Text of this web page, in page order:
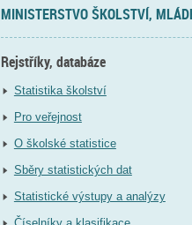
MINISTERSTVO ŠKOLSTVÍ,
Rejstříky, databáze
Statistika školství
Pro veřejnost
O školské statistice
Sběry statistických dat
Statistické výstupy a analýzy